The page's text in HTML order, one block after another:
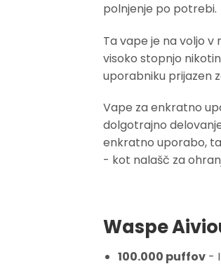
polnjenje po potrebi.
Ta vape je na voljo v
visoko stopnjo
uporabniku prijazen
Vape za enkratno
dolgotrajno
enkratno uporabo, ta
- kot nalašč za
Waspe
100.000 puffov-